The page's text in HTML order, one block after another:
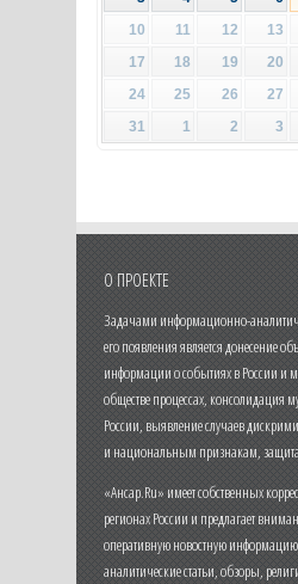
10
11 12 13
17
18 19 20
24
25 26 27
31
1 2 3
О ПРОЕКТЕ
Задачами информационно-
его появления является донесение
информации о событиях в России и
обществе процессах, консолидация
России, выявление случаев
и национальным признакам,
«Ансар.Ru» имеет собственных
регионах России и предлагает
оперативную новостную
аналитические статьи, обзоры,